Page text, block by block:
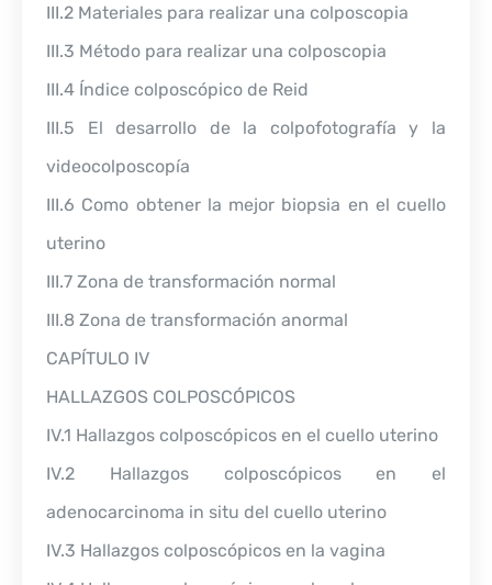
III.2 Materiales para realizar una colposcopia
III.3 Método para realizar una colposcopia
III.4 Índice colposcópico de Reid
III.5 El desarrollo de la colpofotografía y la
videocolposcopía
III.6 Como obtener la mejor biopsia en el cuello
uterino
III.7 Zona de transformación normal
III.8 Zona de transformación anormal
CAPÍTULO IV
HALLAZGOS COLPOSCÓPICOS
IV.1 Hallazgos colposcópicos en el cuello uterino
IV.2 Hallazgos colposcópicos en el
adenocarcinoma in situ del cuello uterino
IV.3 Hallazgos colposcópicos en la vagina